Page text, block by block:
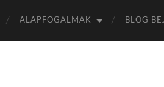
ALAPFOGALMAK BLOG